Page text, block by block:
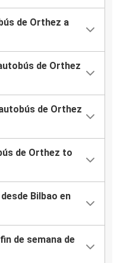
de Orthez a
de Orthez
de Orthez
de Orthez to
Bilbao en
de semana de